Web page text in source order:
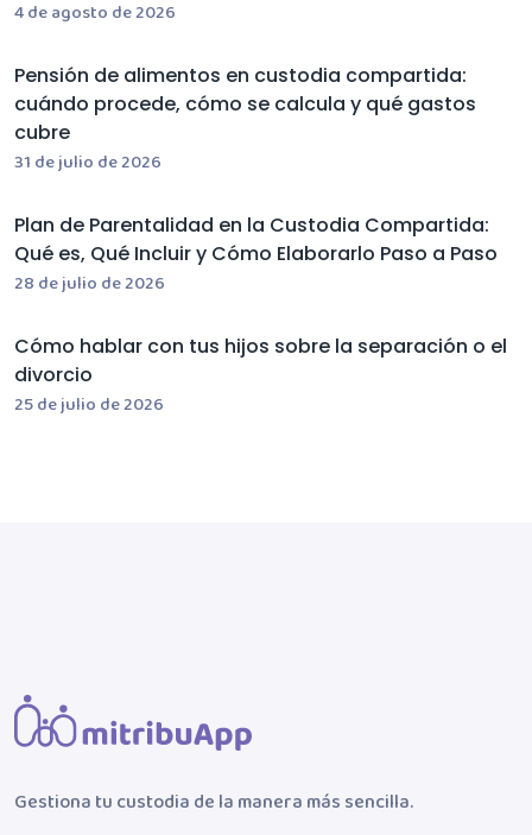
4 de agosto de 2026
Pensión de alimentos en custodia compartida:
cuándo procede, cómo se calcula y qué gastos
cubre
31 de julio de 2026
Plan de Parentalidad en la Custodia Compartida:
Qué es, Qué Incluir y Cómo Elaborarlo Paso a Paso
28 de julio de 2026
Cómo hablar con tus hijos sobre la separación o el
divorcio
25 de julio de 2026
Gestiona tu custodia de la manera más sencilla.